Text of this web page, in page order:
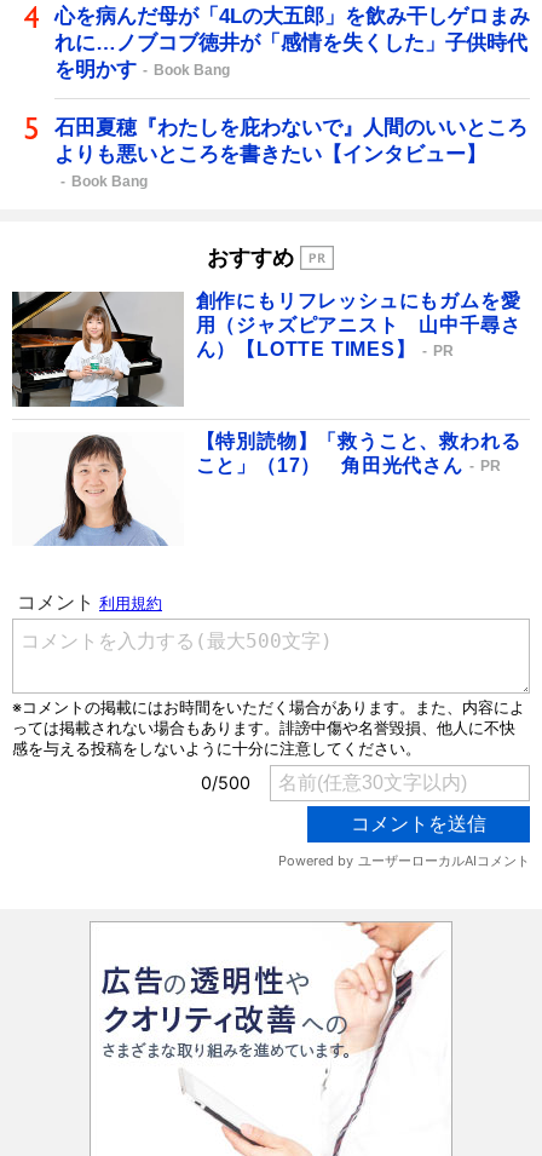
心を病んだ母が「4Lの大五郎」を飲み干しゲロまみ
れに…ノブコブ徳井が「感情を失くした」子供時代
を明かす
Book Bang
石田夏穂『わたしを庇わないで』人間のいいところ
よりも悪いところを書きたい【インタビュー】
Book Bang
おすすめ
創作にもリフレッシュにもガムを愛
用（ジャズピアニスト 山中千尋さ
ん）【LOTTE TIMES】
PR
【特別読物】「救うこと、救われる
こと」（17） 角田光代さん
PR